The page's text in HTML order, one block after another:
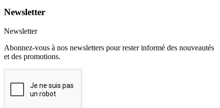
Newsletter
Newsletter
Abonnez-vous à nos newsletters pour rester informé des nouveautés
et des promotions.